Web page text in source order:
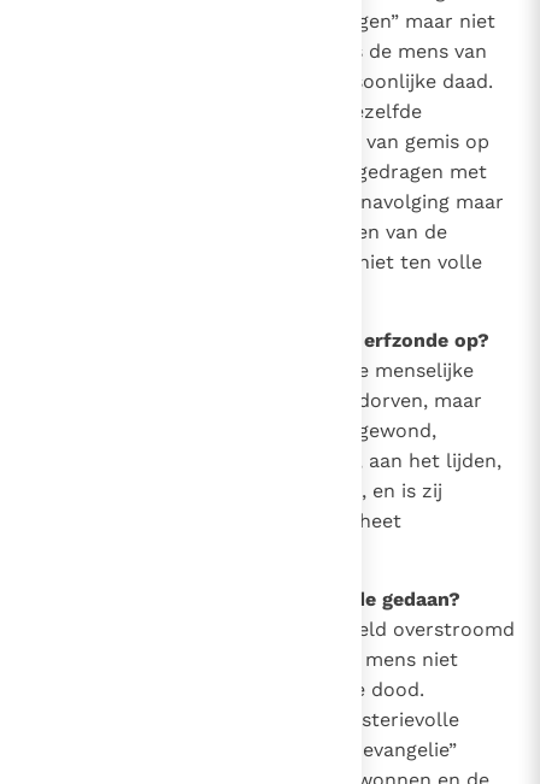
Het is een zonde die wij “meekrijgen” maar niet
hebben “begaan”. In deze staat is de mens van
geboorte af aan. Het is geen persoonlijke daad.
Omdat alle mensen uit een en dezelfde
oorsprong zijn, wordt deze staat van gemis op
de nakomelingen van Adam overgedragen met
de menselijke natuur, “niet door navolging maar
door voortplanting”. Dit doorgeven van de
erfzonde is een mysterie dat wij niet ten volle
Welke andere gevolgen roept de erfzonde op?
Ten gevolge van de erfzonde is de menselijke
natuur weliswaar niet geheel verdorven, maar
wel in haar natuurlijke krachten gewond,
onderworpen aan onwetendheid, aan het lijden,
aan de heerschappij van de dood, en is zij
geneigd tot zonde. Deze neiging heet
Wat heeft God na de eerste zonde gedaan?
Na de eerste zonde werd de wereld overstroomd
door zonden, maar God heeft de mens niet
overgelaten aan de macht van de dood.
Integendeel: hij heeft hem op mysterievolle
manier voorzegd - in het “proto-evangelie”